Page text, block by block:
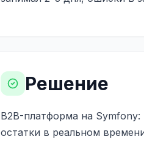
Решение
B2B-платформа на
остатки в реальном